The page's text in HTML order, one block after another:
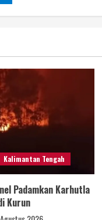
Kalimantan Tengah
Padamkan Karhutla
Kurun